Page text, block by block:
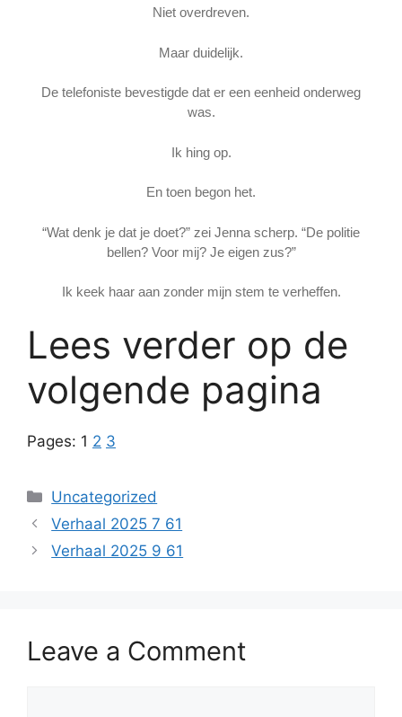
Niet overdreven.
Maar duidelijk.
De telefoniste bevestigde dat er een eenheid onderweg
was.
Ik hing op.
En toen begon het.
“Wat denk je dat je doet?” zei Jenna scherp. “De politie
bellen? Voor mij? Je eigen zus?”
Ik keek haar aan zonder mijn stem te verheffen.
Lees verder op de
volgende pagina
Pages: 1 2 3
Categories
Uncategorized
Verhaal 2025 7 61
Verhaal 2025 9 61
Leave a Comment